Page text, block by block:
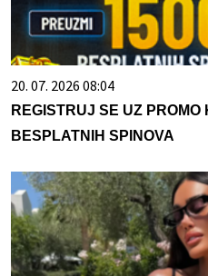
20. 07. 2026 08:04
REGISTRUJ SE UZ
BESPLATNIH SPINOVA